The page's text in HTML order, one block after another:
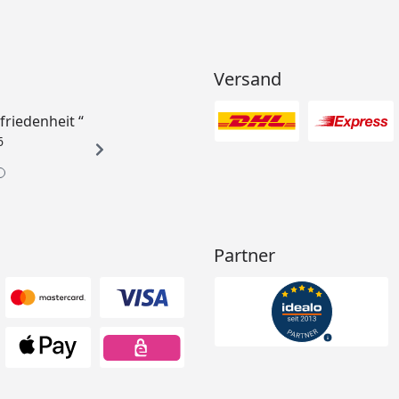
“
Versand
Partner